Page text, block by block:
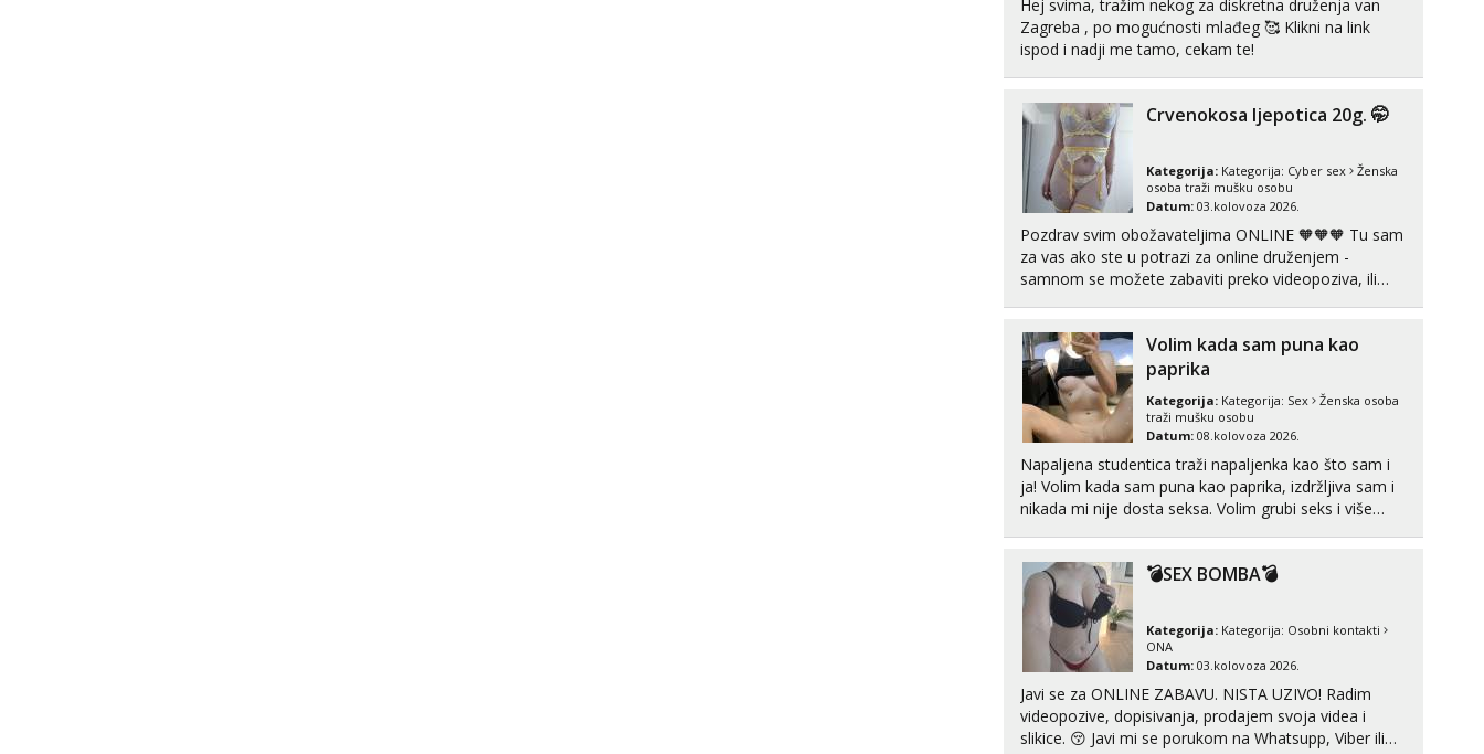
Tel:064/677-677- Kod: #69
tel:0,93€ - mob:1,12€ min
Maja
Čekam tvoj poziv!
Tel: 064/677-677 - Kod: #04
tel:0,93€ - mob:1,12€ min
Snježana
Čekam tvoj poziv!
Tel:064/677-677- Kod: #119
Biljana
Razgovaram :)
Tel: 064/677-677- Kod: #132
tel:0,93€ - mob:1,12€ min
Obavijesti me kada se oslobodi
Čekam tvoj poziv!
Žana
Čekam tvoj poziv!
064/677-677
tel:0,93€ - mob:1,12€ min
Lili
Čekam tvoj poziv!
Hej svima, tražim nekog za diskretna druženja van
Zagreba , po mogućnosti mlađeg 🥰 Klikni na link
ispod i nadji me tamo, cekam te!
Crvenokosa ljepotica 20g. 🤭
Kategorija: Kategorija: Cyber sex
Ženska
osoba traži mušku osobu
Datum: 03.kolovoza 2026.
Pozdrav svim obožavateljima ONLINE 🧡🧡🧡 Tu sam
za vas ako ste u potrazi za online druženjem -
samnom se možete zabaviti preko videopoziva, ili
tipkanja uz slike i hot line pozive. Za vas sam
pripremila ...
Volim kada sam puna kao
paprika
Kategorija: Kategorija: Sex
Ženska osoba
traži mušku osobu
Datum: 08.kolovoza 2026.
Napaljena studentica traži napaljenka kao što sam i
ja! Volim kada sam puna kao paprika, izdržljiva sam i
nikada mi nije dosta seksa. Volim grubi seks i više
cekam te!
💣SEX BOMBA💣
Kategorija: Kategorija: Osobni kontakti
ONA
Datum: 03.kolovoza 2026.
Javi se za ONLINE ZABAVU. NISTA UZIVO! Radim
videopozive, dopisivanja, prodajem svoja videa i
slikice. 😚 Javi mi se porukom na Whatsupp, Viber ili